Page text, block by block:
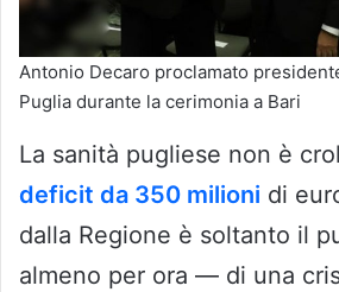
Antonio Decaro proclamato
Puglia durante la cerimonia a Bari
La sanità pugliese non è
deficit da 350 milioni di
dalla Regione è soltanto il
almeno per ora — di una